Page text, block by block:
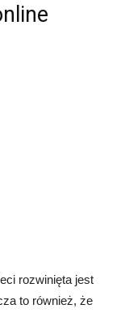
rozwinięta jest
to również, że